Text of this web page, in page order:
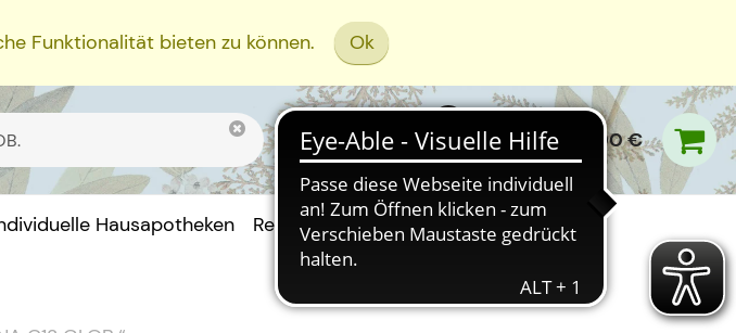
Funktionalität bieten zu können. Ok
0,00 €
Hausapotheken Rezept Einreichen